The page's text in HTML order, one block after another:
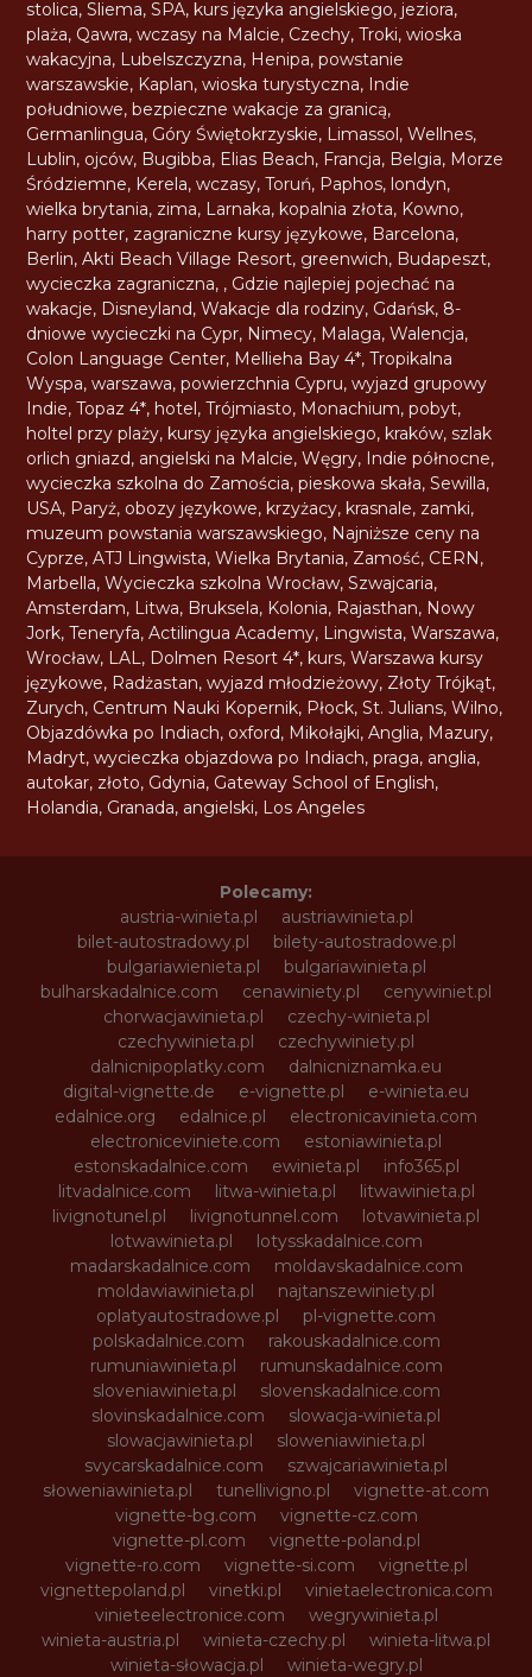
stolica,Sliema,SPA, kurs języka angielskiego, jeziora,
plaża, Qawra,wczasy na Malcie, Czechy,Troki,wioska
wakacyjna, Lubelszczyzna, Henipa,powstanie
warszawskie, Kaplan,wioska turystyczna, Indie
południowe,bezpieczne wakacje za granicą,
Germanlingua, Góry Świętokrzyskie, Limassol,Wellnes,
Lublin, ojców, Bugibba, Elias Beach, Francja, Belgia, Morze
Śródziemne, Kerela,wczasy,Toruń, Paphos, londyn,
wielka brytania, zima, Larnaka, kopalnia złota, Kowno,
harry potter, zagraniczne kursy językowe, Barcelona,
Berlin,Akti Beach Village Resort, greenwich, Budapeszt,
wycieczka zagraniczna, , Gdzie najlepiej pojechać na
wakacje, Disneyland,Wakacje dla rodziny, Gdańsk, 8-
dniowe wycieczki na Cypr, Nimecy, Malaga,Walencja,
Colon Language Center, Mellieha Bay 4*,Tropikalna
Wyspa,warszawa,powierzchnia Cypru,wyjazd grupowy
Indie,Topaz 4*, hotel,Trójmiasto, Monachium,pobyt,
holtel przy plaży, kursy języka angielskiego, kraków,szlak
orlich gniazd, angielski na Malcie,Węgry, Indie północne,
wycieczka szkolna do Zamościa,pieskowa skała,Sewilla,
USA, Paryż, obozy językowe, krzyżacy, krasnale, zamki,
muzeum powstania warszawskiego, Najniższe ceny na
Cyprze,ATJ Lingwista,Wielka Brytania, Zamość, CERN,
Marbella,Wycieczka szkolna Wrocław,Szwajcaria,
Amsterdam, Litwa, Bruksela, Kolonia, Rajasthan, Nowy
Jork,Teneryfa,Actilingua Academy, Lingwista,Warszawa,
Wrocław, LAL, Dolmen Resort 4*, kurs,Warszawa kursy
językowe, Radżastan,wyjazd młodzieżowy, Złoty Trójkąt,
Zurych, Centrum Nauki Kopernik, Płock,St. Julians,Wilno,
Objazdówka po Indiach, oxford, Mikołajki,Anglia, Mazury,
Madryt,wycieczka objazdowa po Indiach,praga, anglia,
autokar, złoto, Gdynia, Gateway School of English,
Holandia, Granada, angielski, Los Angeles
Polecamy:
austria-winieta.pl
austriawinieta.pl
bilet-autostradowy.pl
bilety-autostradowe.pl
bulgariawienieta.pl
bulgariawinieta.pl
bulharskadalnice.com
cenawiniety.pl
cenywiniet.pl
chorwacjawinieta.pl
czechy-winieta.pl
czechywinieta.pl
czechywiniety.pl
dalnicnipoplatky.com
dalnicniznamka.eu
digital-vignette.de
e-vignette.pl
e-winieta.eu
edalnice.org
edalnice.pl
electronicavinieta.com
electroniceviniete.com
estoniawinieta.pl
estonskadalnice.com
ewinieta.pl
info365.pl
litvadalnice.com
litwa-winieta.pl
litwawinieta.pl
livignotunel.pl
livignotunnel.com
lotvawinieta.pl
lotwawinieta.pl
lotysskadalnice.com
madarskadalnice.com
moldavskadalnice.com
moldawiawinieta.pl
najtanszewiniety.pl
oplatyautostradowe.pl
pl-vignette.com
polskadalnice.com
rakouskadalnice.com
rumuniawinieta.pl
rumunskadalnice.com
sloveniawinieta.pl
slovenskadalnice.com
slovinskadalnice.com
slowacja-winieta.pl
slowacjawinieta.pl
sloweniawinieta.pl
svycarskadalnice.com
szwajcariawinieta.pl
słoweniawinieta.pl
tunellivigno.pl
vignette-at.com
vignette-bg.com
vignette-cz.com
vignette-pl.com
vignette-poland.pl
vignette-ro.com
vignette-si.com
vignette.pl
vignettepoland.pl
vinetki.pl
vinietaelectronica.com
vinieteelectronice.com
wegrywinieta.pl
winieta-austria.pl
winieta-czechy.pl
winieta-litwa.pl
winieta-słowacja.pl
winieta-wegry.pl